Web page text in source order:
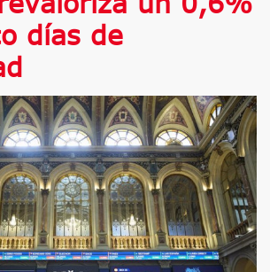
días de